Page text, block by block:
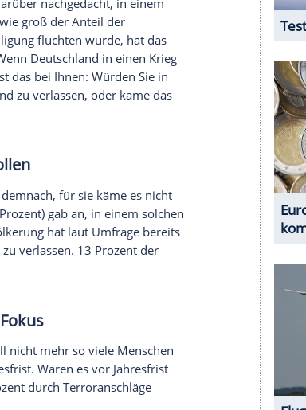
dem 6. und 19. Januar bundesweit 1.077
wissen, für wie wahrscheinlich sie es halten,
in einen Krieg verwickelt wird. Für sehr
der Bevölkerung. Immerhin 28
ist. 24 Prozent der Befragten
Szenario eher unwahrscheinlich ist, glauben
Prozent halten es sogar für sehr
bereits darüber nachgedacht, in einem
wie groß der Anteil der